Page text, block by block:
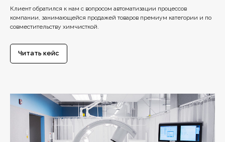
Клиент обратился к нам с вопросом автоматизации процессов
компании, занимающейся продажей товаров премиум категории и по
совместительству химчисткой.
Читать кейс